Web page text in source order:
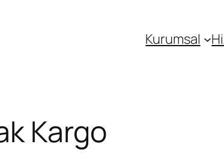
Kurumsal
Kargo